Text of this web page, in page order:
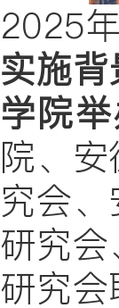
2025
实施
学院
院、
究会
研究
研究